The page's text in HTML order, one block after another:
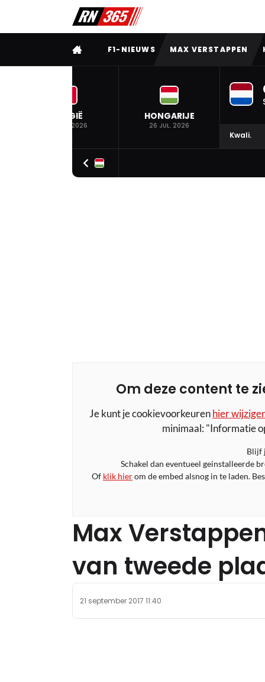
VOLLEDIG MENU
F1-NIEUWS MAX VERSTAPPEN
BELGIË
19 JUL. 2026
HONGARIJE
26 JUL. 2026
Kwali.
Om deze content te
Je kunt je cookievoorkeurenhier
minimaal: "Informatie
Blijf
Schakel dan eventueel geinstalleerde
Of klik hierom de embed alsnog in te laden.
Max
van tweede
21 september 2017 11:40